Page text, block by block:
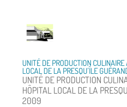
UNITÉ DE PRODUCTION
LOCAL DE LA PRESQU’ÎLE
UNITÉ DE PRODUCTION
HÔPITAL LOCAL DE LA
2009